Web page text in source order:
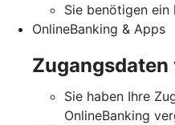
Sie benötigen ein
OnlineBanking & Apps
Zugangsdaten
Sie haben Ihre
OnlineBanking